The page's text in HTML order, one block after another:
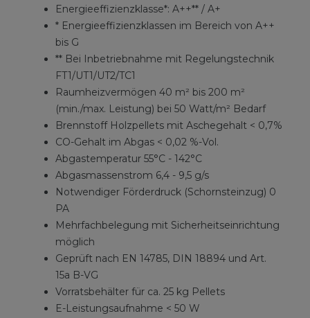
Energieeffizienzklasse*: A++** / A+
* Energieeffizienzklassen im Bereich von A++
bis G
** Bei Inbetriebnahme mit Regelungstechnik
FT1/UT1/UT2/TC1
Raumheizvermögen 40 m² bis 200 m²
(min./max. Leistung) bei 50 Watt/m² Bedarf
Brennstoff Holzpellets mit Aschegehalt < 0,7%
CO-Gehalt im Abgas < 0,02 %-Vol.
Abgastemperatur 55°C - 142°C
Abgasmassenstrom 6,4 - 9,5 g/s
Notwendiger Förderdruck (Schornsteinzug) 0
PA
Mehrfachbelegung mit Sicherheitseinrichtung
möglich
Geprüft nach EN 14785, DIN 18894 und Art.
15a B-VG
Vorratsbehälter für ca. 25 kg Pellets
E-Leistungsaufnahme < 50 W